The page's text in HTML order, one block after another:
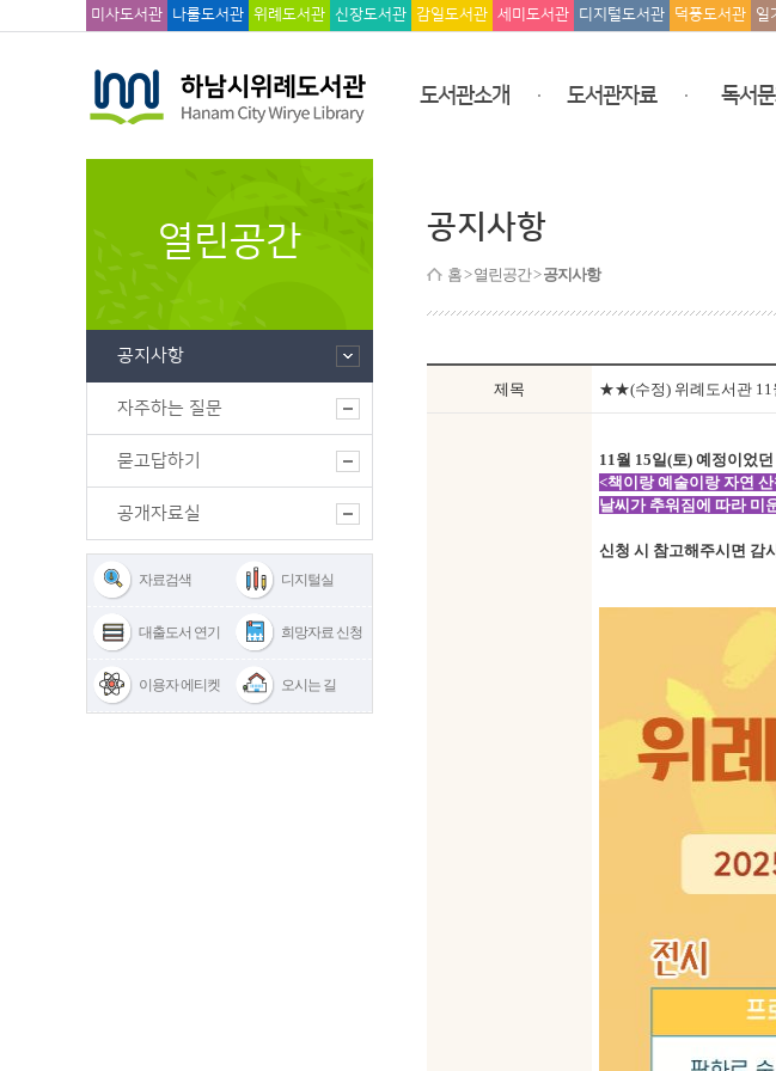
미사도서관 나룰도서관 위례도서관 신장도서관 감일도서관 세미도서관 디지털도서관 덕풍도서관 일
도서관소개 도서관자료 독서
열린공간
공지사항
자주하는 질문
묻고답하기
공개자료실
자료검색 디지털실
대출도서 연기 희망자료 신청
이용자 에티켓 오시는 길
공지사항
홈> 열린공간 >공지사항
제목 ★★(수정) 위례도서관
11월 15일(토) 예정이었던
<책이랑 예술이랑 자연
날씨가 추워짐에 따라 미
신청 시 참고해주시면 감